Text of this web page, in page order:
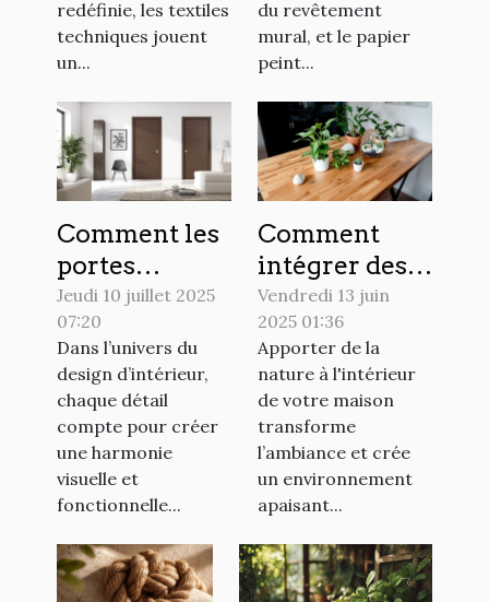
industriel ?
redéfinie, les textiles
techniques jouent
un...
du revêtement
mural, et le papier
peint...
Comment les
portes
affleurantes
transforment-
elles
l'esthétique
intérieure ?
Jeudi 10 juillet 2025
07:20
Dans l’univers du
design d’intérieur,
chaque détail
compte pour créer
une harmonie
visuelle et
fonctionnelle...
Comment
intégrer des
éléments
naturels dans
votre
décoration
intérieure
Vendredi 13 juin
2025 01:36
Apporter de la
nature à l'intérieur
de votre maison
transforme
l’ambiance et crée
un environnement
apaisant...